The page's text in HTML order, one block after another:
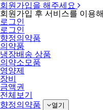
회원가입을 해주세요
회원가입 후 서비스를 이용
로그인
로그인
향정의약품
의약품
냉장배송 상품
의약소모품
영양제
장비
금액권
전체보기
향정의약품
열기